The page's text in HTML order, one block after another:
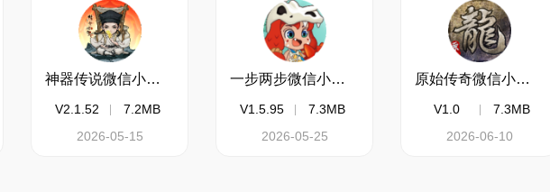
神器传说微信小游戏电脑版
V2.1.52
7.2MB
2026-05-15
一步两步微信小游戏电脑版
V1.5.95
7.3MB
2026-05-25
原始传奇微信小游戏电脑版
V1.0
7.3MB
2026-06-10